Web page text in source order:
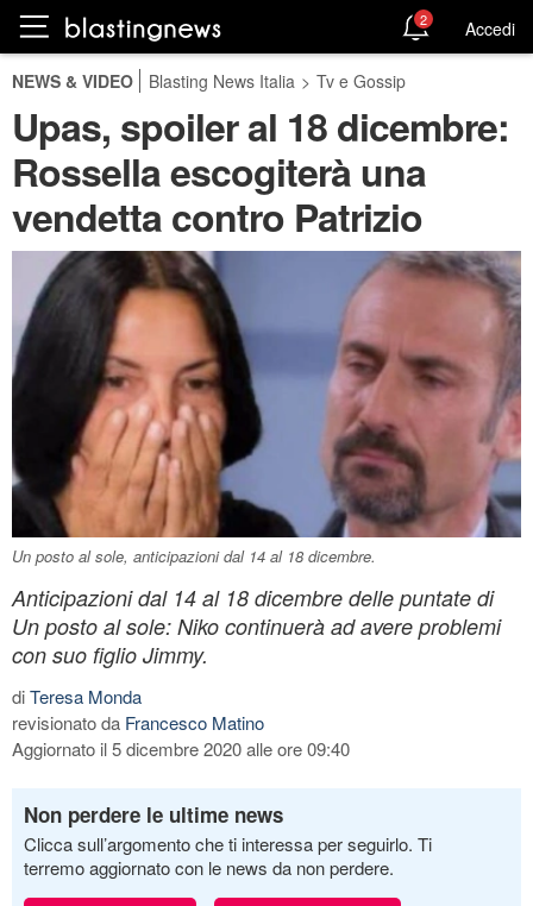
2 Accedi
NEWS & VIDEO Blasting News Italia > Tv e Gossip
Upas, spoiler al 18 dicembre:
Rossella escogiterà una
vendetta contro Patrizio
Un posto al sole, anticipazioni dal 14 al 18 dicembre.
Anticipazioni dal 14 al 18 dicembre delle puntate di
Un posto al sole: Niko continuerà ad avere problemi
con suo figlio Jimmy.
diTeresa Monda
revisionato da Francesco Matino
Aggiornato il 5 dicembre 2020 alle ore 09:40
Non perdere le ultime news
Clicca sull’argomento che ti interessa per seguirlo. Ti
terremo aggiornato con le news da non perdere.